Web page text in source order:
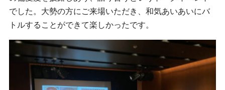
でした。大勢の方にご来場いただき、和気あいあいにバ
トルすることができて楽しかったです。